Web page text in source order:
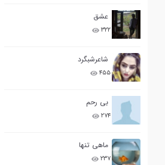
عشق
۳۲۲
شاعرشبگرد
۴۵۵
بی رحم
۲۷۴
ماهی تنها
۲۳۷